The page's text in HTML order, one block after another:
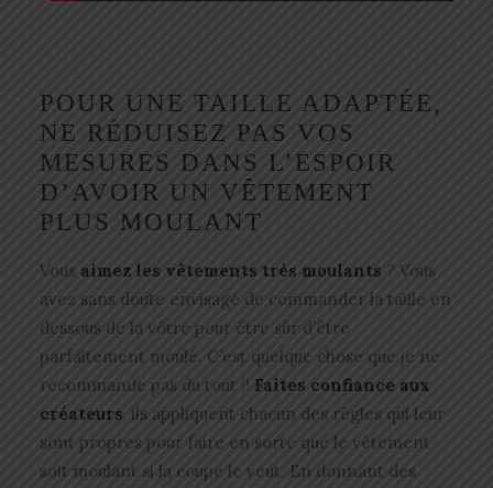
POUR UNE TAILLE ADAPTÉE,
NE RÉDUISEZ PAS VOS
MESURES DANS L’ESPOIR
D’AVOIR UN VÊTEMENT
PLUS MOULANT
Vous aimez les vêtements très moulants ? Vous
avez sans doute envisagé de commander la taille en
dessous de la vôtre pour être sûr d’être
parfaitement moulé. C’est quelque chose que je ne
recommande pas du tout !! Faites confiance aux
créateurs, ils appliquent chacun des règles qui leur
sont propres pour faire en sorte que le vêtement
soit moulant si la coupe le veut. En donnant des